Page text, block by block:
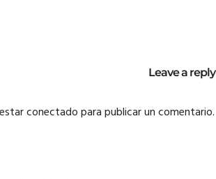
Leave a reply
conectadopara publicar un comentario.